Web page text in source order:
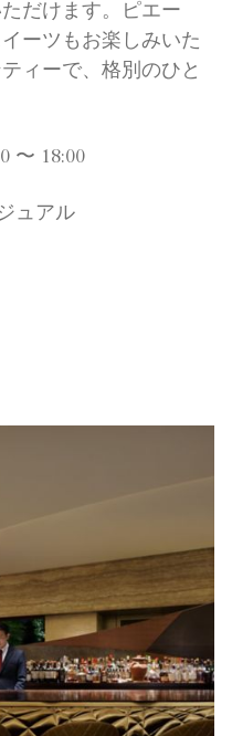
だけます。ピエー
ーツもお楽しみいた
ィーで、格別のひと
〜 18:00
ュアル